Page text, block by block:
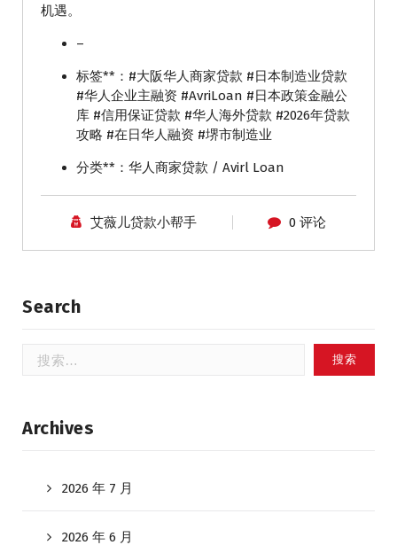
机遇。
–
标签**：#大阪华人商家贷款 #日本制造业贷款
#华人企业主融资 #AvriLoan #日本政策金融公
库 #信用保证贷款 #华人海外贷款 #2026年贷款
攻略 #在日华人融资 #堺市制造业
分类**：华人商家贷款 / Avirl Loan
艾薇儿贷款小帮手 0 评论
Search
索：
Archives
2026 年 7 月
2026 年 6 月